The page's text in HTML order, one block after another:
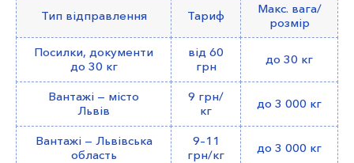
Тип відправлення Тариф
Макс. вага/
розмір
Посилки, документи
до 30 кг
від 60
грн
до 30 кг
Вантажі — місто
Львів
9 грн/
кг
до 3 000 кг
Вантажі — Львівська
область
9–11
грн/кг
до 3 000 кг